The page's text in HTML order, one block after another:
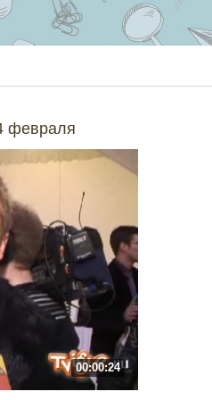
февраля
00:00:24